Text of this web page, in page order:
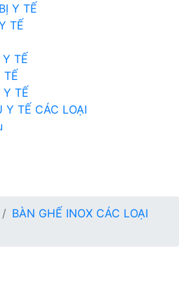
Y TẾ
TẾ
TẾ
TẾ
Y TẾ
Y TẾ CÁC LOẠI
BÀN GHẾ INOX CÁC LOẠI